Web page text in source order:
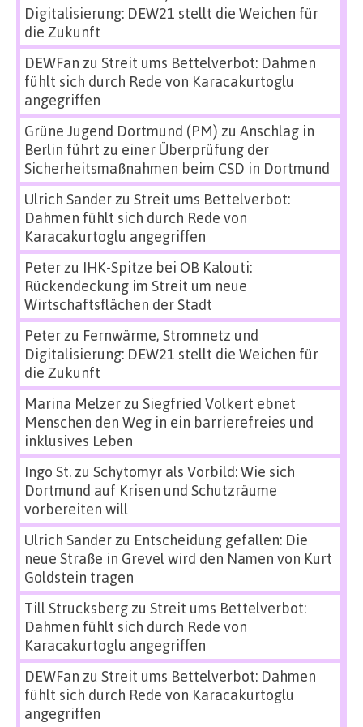
Digitalisierung: DEW21 stellt die Weichen für
die Zukunft
DEWFan zu Streit ums Bettelverbot: Dahmen
fühlt sich durch Rede von Karacakurtoglu
angegriffen
Grüne Jugend Dortmund (PM) zu Anschlag in
Berlin führt zu einer Überprüfung der
Sicherheitsmaßnahmen beim CSD in Dortmund
Ulrich Sanderzu Streit ums Bettelverbot:
Dahmen fühlt sich durch Rede von
Karacakurtoglu angegriffen
Peterzu IHK-Spitze bei OB Kalouti:
Rückendeckung im Streit um neue
Wirtschaftsflächen der Stadt
Peterzu Fernwärme, Stromnetz und
Digitalisierung: DEW21 stellt die Weichen für
die Zukunft
Marina Melzerzu Siegfried Volkert ebnet
Menschen den Weg in ein barrierefreies und
inklusives Leben
Ingo St.zu Schytomyr als Vorbild: Wie sich
Dortmund auf Krisen und Schutzräume
vorbereiten will
Ulrich Sanderzu Entscheidung gefallen: Die
neue Straße in Grevel wird den Namen von Kurt
Goldstein tragen
Till Strucksbergzu Streit ums Bettelverbot:
Dahmen fühlt sich durch Rede von
Karacakurtoglu angegriffen
DEWFan zu Streit ums Bettelverbot: Dahmen
fühlt sich durch Rede von Karacakurtoglu
angegriffen